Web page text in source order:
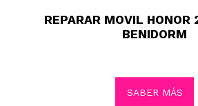
REPARAR MOVIL
BENIDORM
SABER MÁS